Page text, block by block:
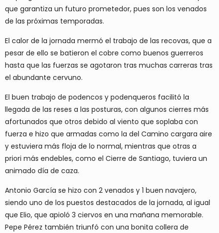
que garantiza un futuro prometedor, pues son los venados
de las próximas temporadas.
El calor de la jornada mermó el trabajo de las recovas, que a
pesar de ello se batieron el cobre como buenos guerreros
hasta que las fuerzas se agotaron tras muchas carreras tras
el abundante cervuno.
El buen trabajo de podencos y podenqueros facilitó la
llegada de las reses a las posturas, con algunos cierres más
afortunados que otros debido al viento que soplaba con
fuerza e hizo que armadas como la del Camino cargara aire
y estuviera más floja de lo normal, mientras que otras a
priori más endebles, como el Cierre de Santiago, tuviera un
animado día de caza.
Antonio García se hizo con 2 venados y 1 buen navajero,
siendo uno de los puestos destacados de la jornada, al igual
que Elio, que apioló 3 ciervos en una mañana memorable.
Pepe Pérez también triunfó con una bonita collera de